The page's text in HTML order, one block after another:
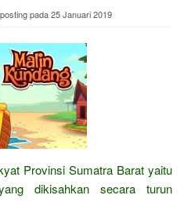
pada25 Januari 2019
Provinsi Sumatra Barat yaitu
dikisahkan secara turun